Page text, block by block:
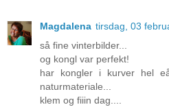
Magdalena tirsdag, 03
så fine vinterbilder...
og kongl var perfekt!
har kongler i kurver hel
naturmateriale...
klem og fiiin dag....